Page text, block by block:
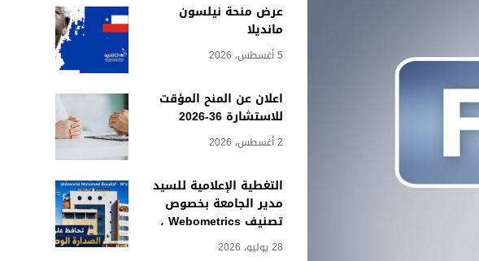
عرض منحة نيلسون
مانديلا
5 أغسطس، 2026
اعلان عن المنح المؤقت
للاستشارة 36-2026
2 أغسطس، 2026
التغطية الإعلامية للسيد
مدير الجامعة بخصوص
تصنيف Webometrics ،
28 يوليو، 2026